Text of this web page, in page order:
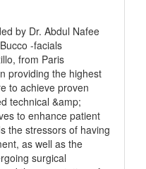
by Dr. Abdul Nafee
-facials
from Paris
providing the highest
to achieve proven
technical &amp;
to enhance patient
the stressors of having
as well as the
surgical